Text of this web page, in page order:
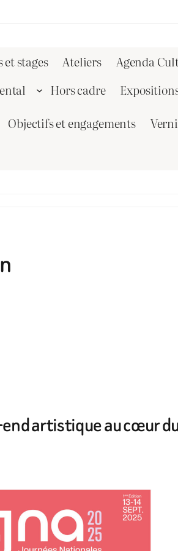
et stages Ateliers
Agenda
Hors cadre
Objectifs et engagements
artistique au cœur